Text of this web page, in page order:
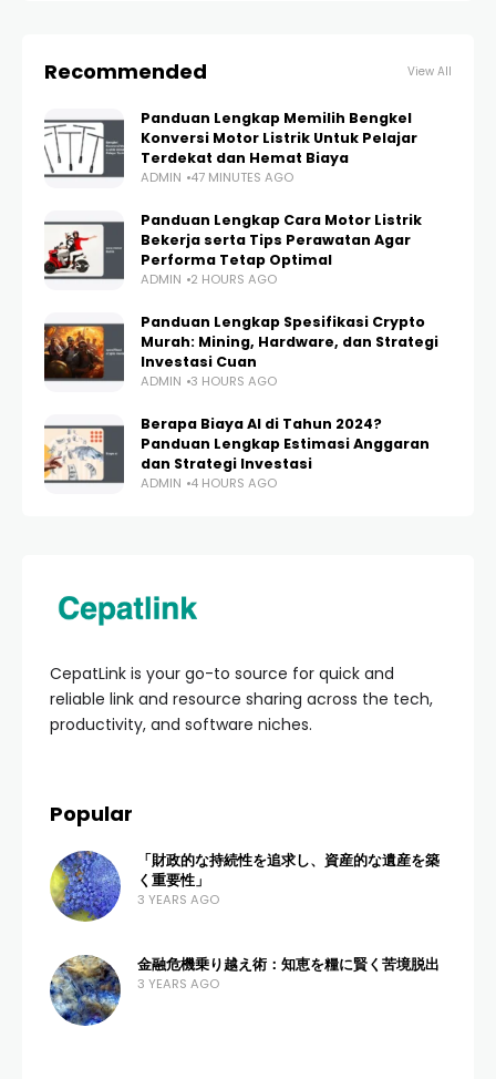
Recommended View All
Panduan Lengkap Memilih Bengkel
Konversi Motor Listrik Untuk Pelajar
Terdekat dan Hemat Biaya
ADMIN 47 MINUTES AGO
Panduan Lengkap Cara Motor Listrik
Bekerja serta Tips Perawatan Agar
Performa Tetap Optimal
ADMIN 2 HOURS AGO
Panduan Lengkap Spesifikasi Crypto
Murah: Mining, Hardware, dan Strategi
Investasi Cuan
ADMIN 3 HOURS AGO
Berapa Biaya AI di Tahun 2024?
Panduan Lengkap Estimasi Anggaran
dan Strategi Investasi
ADMIN 4 HOURS AGO
CepatLink is your go-to source for quick and
reliable link and resource sharing across the tech,
productivity, and software niches.
Popular
「財政的な持続性を追求し、資産的な遺産を築
く重要性」
3 YEARS AGO
金融危機乗り越え術：知恵を糧に賢く苦境脱出
3 YEARS AGO